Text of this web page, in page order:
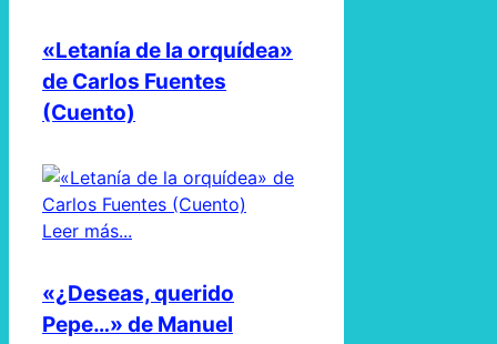
«Letanía de la orquídea»
de Carlos Fuentes
(Cuento)
Leer más...
«¿Deseas, querido
Pepe…» de Manuel